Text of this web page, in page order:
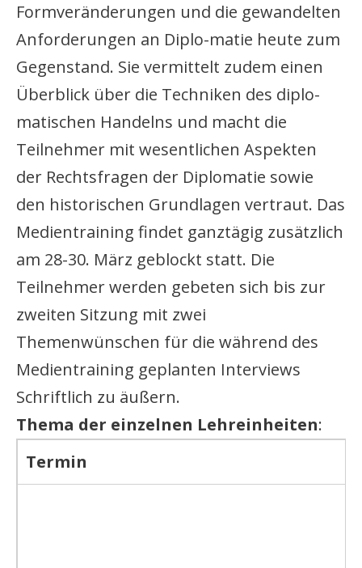
Formveränderungen und die gewandelten
Anforderungen an Diplo-matie heute zum
Gegenstand. Sie vermittelt zudem einen
Überblick über die Techniken des diplo-
matischen Handelns und macht die
Teilnehmer mit wesentlichen Aspekten
der Rechtsfragen der Diplomatie sowie
den historischen Grundlagen vertraut. Das
Medientraining findet ganztägig zusätzlich
am 28-30. März geblockt statt. Die
Teilnehmer werden gebeten sich bis zur
zweiten Sitzung mit zwei
Themenwünschen für ‎die während des
Medientraining geplanten Interviews
‎Schriftlich zu äußern.
Thema der einzelnen Lehreinheiten:
Termin